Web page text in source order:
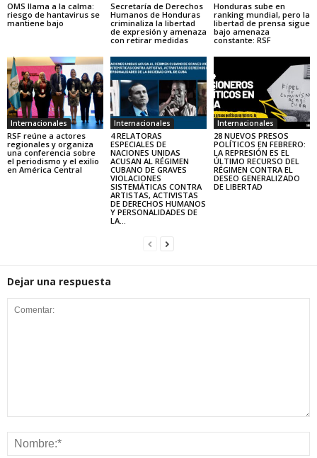
OMS llama a la calma:
riesgo de hantavirus se
mantiene bajo
Secretaría de Derechos
Humanos de Honduras
criminaliza la libertad
de expresión y amenaza
con retirar medidas
Honduras sube en
ranking mundial, pero la
libertad de prensa sigue
bajo amenaza
constante: RSF
Internacionales
RSF reúne a actores
regionales y organiza
una conferencia sobre
el periodismo y el exilio
en América Central
Internacionales
4 RELATORAS
ESPECIALES DE
NACIONES UNIDAS
ACUSAN AL RÉGIMEN
CUBANO DE GRAVES
VIOLACIONES
SISTEMÁTICAS CONTRA
ARTISTAS, ACTIVISTAS
DE DERECHOS HUMANOS
Y PERSONALIDADES DE
LA...
Internacionales
28 NUEVOS PRESOS
POLÍTICOS EN FEBRERO:
LA REPRESIÓN ES EL
ÚLTIMO RECURSO DEL
RÉGIMEN CONTRA EL
DESEO GENERALIZADO
DE LIBERTAD
Dejar una respuesta